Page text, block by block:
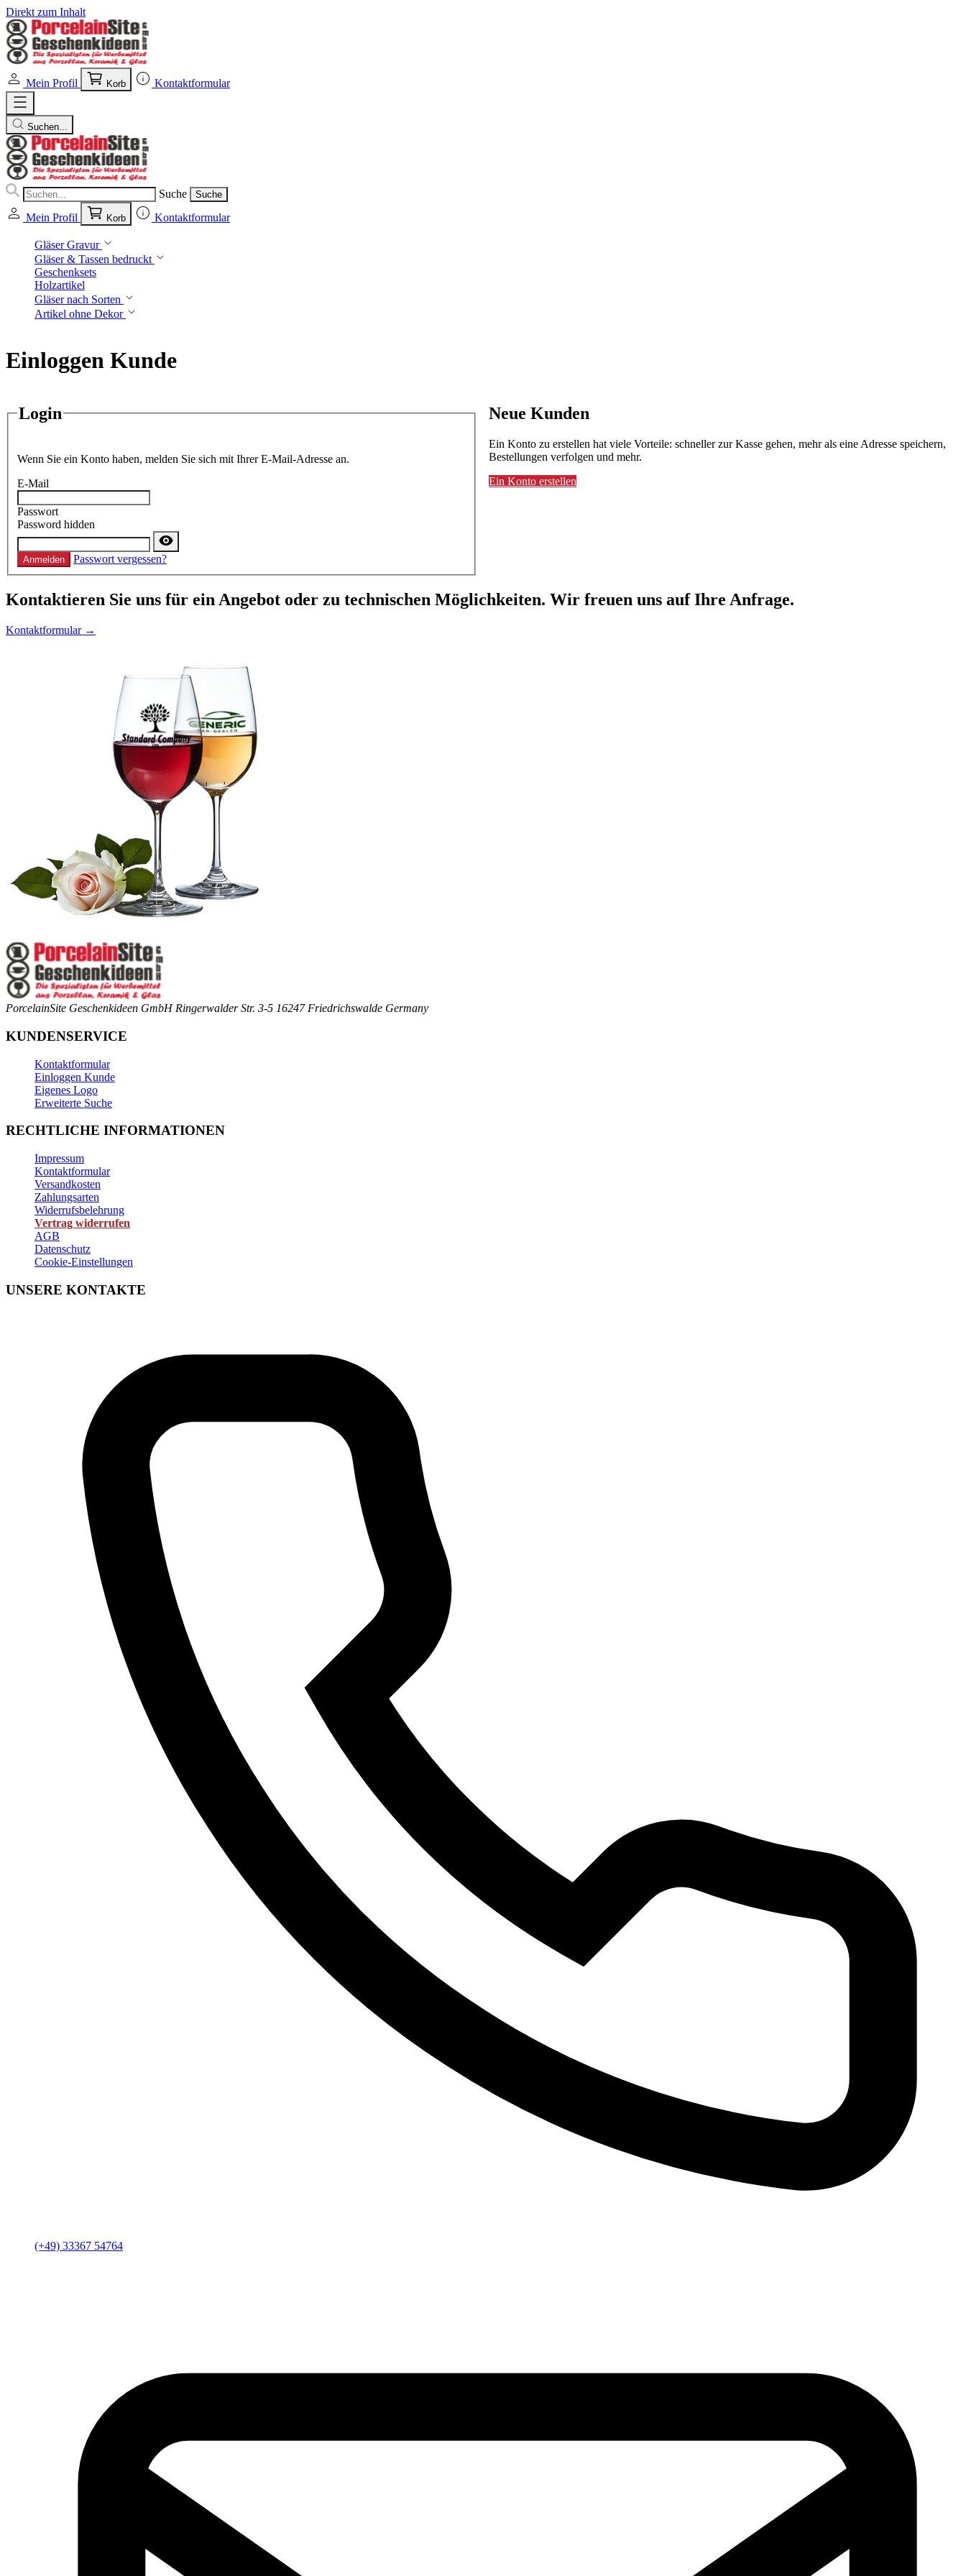
Direkt zum Inhalt
Mein Profil Korb Kontaktformular
Suchen...
Suche Suche
Mein Profil Korb Kontaktformular
Gläser Gravur
Gläser & Tassen bedruckt
Geschenksets
Holzartikel
Gläser nach Sorten
Artikel ohne Dekor
Einloggen Kunde
Login
Wenn Sie ein Konto haben, melden Sie sich mit Ihrer E-Mail-Adresse an.
E-Mail
Passwort
Password hidden
Anmelden Passwort vergessen?
Neue Kunden
Ein Konto zu erstellen hat viele Vorteile: schneller zur Kasse gehen, mehr als eine Adresse speichern,
Bestellungen verfolgen und mehr.
Ein Konto erstellen
Kontaktieren Sie uns für ein Angebot oder zu technischen Möglichkeiten. Wir freuen uns auf Ihre Anfrage.
Kontaktformular →
PorcelainSite Geschenkideen GmbH Ringerwalder Str. 3-5 16247 Friedrichswalde Germany
KUNDENSERVICE
Kontaktformular
Einloggen Kunde
Eigenes Logo
Erweiterte Suche
RECHTLICHE INFORMATIONEN
Impressum
Kontaktformular
Versandkosten
Zahlungsarten
Widerrufsbelehrung
Vertrag widerrufen
AGB
Datenschutz
Cookie-Einstellungen
UNSERE KONTAKTE
(+49) 33367 54764